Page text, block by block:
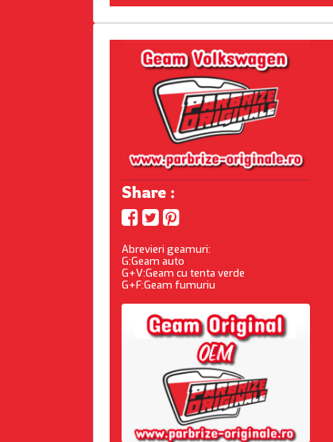
Share :
Abrevieri geamuri:
G:Geam auto
G+V:Geam cu tenta verde
G+F:Geam fumuriu